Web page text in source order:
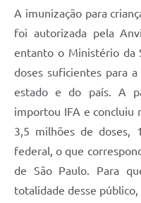
Legislação
Serviços Online
A imunização para
foi autorizada pela
entanto o Ministério da
doses suficientes para
estado e do país. A
importou IFA e concluiu
3,5 milhões de doses,
federal, o que
de São Paulo. Para
totalidade desse